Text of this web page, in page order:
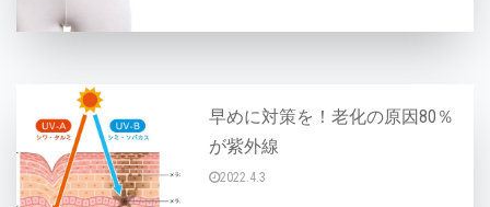
早めに対策を！老化の原因80％
が紫外線
2022.4.3